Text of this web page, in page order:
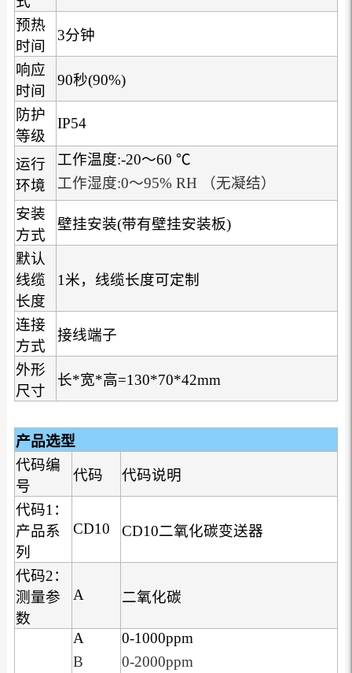
预热
时间
3分钟
响应
时间
90秒(90%)
防护
等级
IP54
运行
环境
工作温度:-20～60 ℃
工作湿度:0～95% RH （无凝结）
安装
方式
壁挂安装(带有壁挂安装板)
默认
线缆
长度
1米，线缆长度可定制
连接
方式
接线端子
外形
尺寸
长*宽*高=130*70*42mm
产品选型
代码编
号
代码 代码说明
代码1：
产品系
列
CD10 CD10二氧化碳变送器
代码2：
测量参
数
A 二氧化碳
A
B
0-1000ppm
0-2000ppm